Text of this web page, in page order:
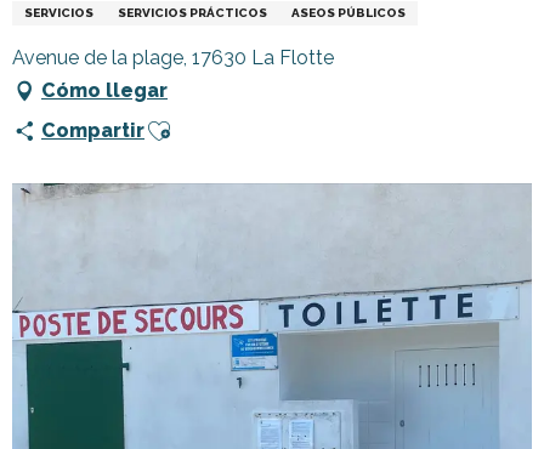
SERVICIOS SERVICIOS PRÁCTICOS ASEOS PÚBLICOS
Avenue de la plage, 17630 La Flotte
Cómo llegar
CompartirAjouter aux favoris